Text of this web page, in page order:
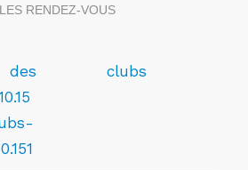
LES RENDEZ-VOUS